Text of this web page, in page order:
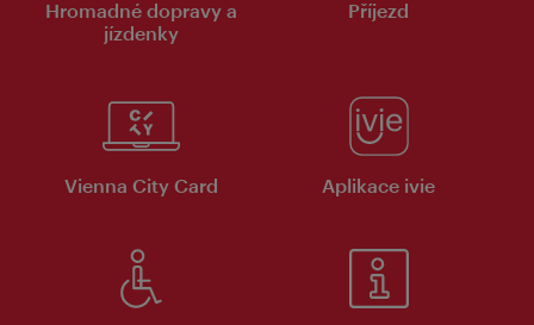
Hromadné dopravy a
jízdenky
Příjezd
Vienna City Card Aplikace ivie